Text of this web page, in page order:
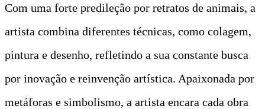
Com uma forte predileção por retratos de animais, a
artista combina diferentes técnicas, como colagem,
pintura e desenho, refletindo a sua constante busca
por inovação e reinvenção artística. Apaixonada por
metáforas e simbolismo, a artista encara cada obra